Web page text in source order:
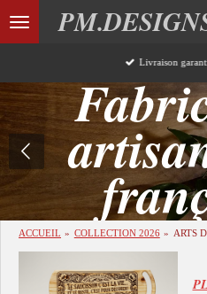
Passer
Livraison
ACCUEIL » COLLECTION 2026 » ARTS